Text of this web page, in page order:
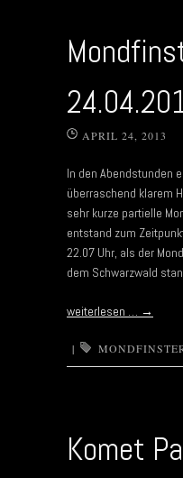
APRIL 24, 2013
In den Abendstunden
überraschend klarem
sehr kurze partielle
entstand zum
22.07 Uhr, als der
dem Schwarzwald
weiterlesen … →
|
Komet